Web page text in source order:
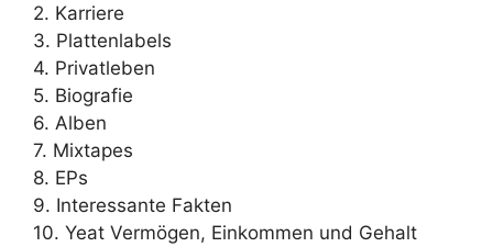
2. Karriere
3. Plattenlabels
4. Privatleben
5. Biografie
6. Alben
7. Mixtapes
8. EPs
9. Interessante Fakten
10. Yeat Vermögen, Einkommen und Gehalt